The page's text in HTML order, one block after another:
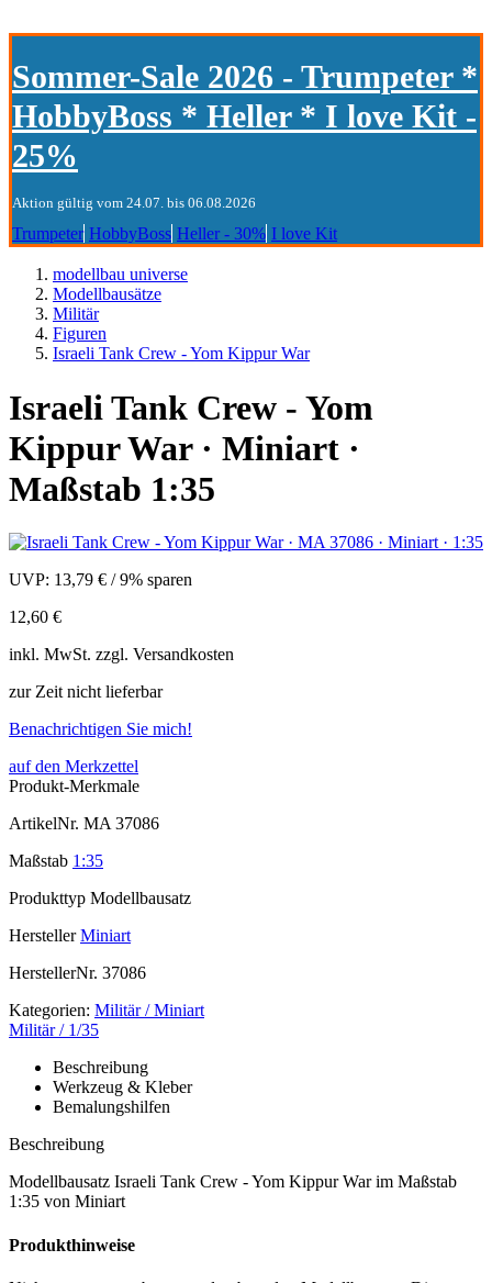
Sommer-Sale 2026 - Trumpeter *
HobbyBoss * Heller * I love Kit -
25%
Aktion gültig vom 24.07. bis 06.08.2026
Trumpeter HobbyBoss Heller - 30% I love Kit
modellbau universe
Modellbausätze
Militär
Figuren
Israeli Tank Crew - Yom Kippur War
Israeli Tank Crew - Yom
Kippur War · Miniart ·
Maßstab 1:35
UVP: 13,79 € /9% sparen
12,60 €
inkl. MwSt. zzgl. Versandkosten
zur Zeit nicht lieferbar
Benachrichtigen Sie mich!
auf den Merkzettel
Produkt-Merkmale
ArtikelNr. MA 37086
Maßstab 1:35
Produkttyp Modellbausatz
Hersteller Miniart
HerstellerNr. 37086
Kategorien: Militär / Miniart
Militär / 1/35
Beschreibung
Werkzeug & Kleber
Bemalungshilfen
Beschreibung
Modellbausatz Israeli Tank Crew - Yom Kippur War im Maßstab
1:35 von Miniart
Produkthinweise